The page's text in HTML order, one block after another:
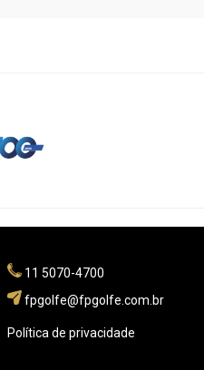
11 5070-4700
fpgolfe@fpgolfe.com.br
Política de privacidade